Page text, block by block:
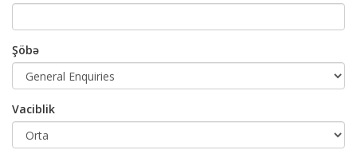
Şöbə
Vaciblik